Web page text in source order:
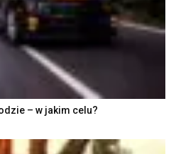
– w jakim celu?